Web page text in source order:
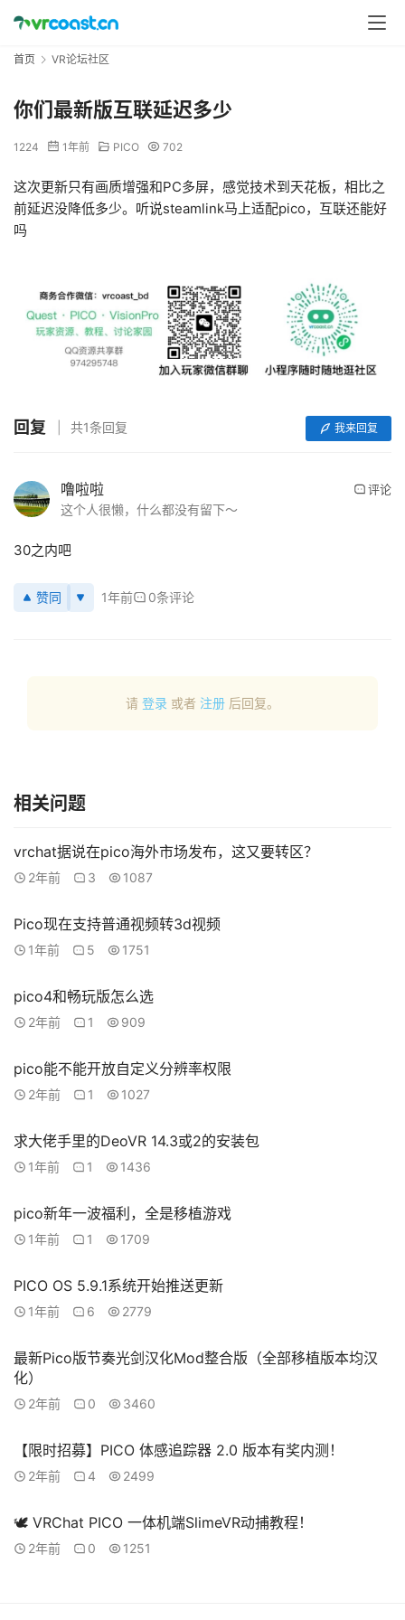
行
业
设
备
名
点
源
下
V
论
坛
区
登录 注册
首页 VR论坛社区
你们最新版互联延迟多少
1224 1年前 PICO 702
这次更新只有画质增强和PC多屏，感觉技术到天花板，相比之
前延迟没降低多少。听说steamlink马上适配pico，互联还能好
吗
回复 共1条回复 我来回复
噜啦啦
这个人很懒，什么都没有留下～
评论
30之内吧
赞同 1年前 0条评论
请 登录 或者 注册 后回复。
相关问题
vrchat据说在pico海外市场发布，这又要转区？
2年前 3 1087
Pico现在支持普通视频转3d视频
1年前 5 1751
pico4和畅玩版怎么选
2年前 1 909
pico能不能开放自定义分辨率权限
2年前 1 1027
求大佬手里的DeoVR 14.3或2的安装包
1年前 1 1436
pico新年一波福利，全是移植游戏
1年前 1 1709
PICO OS 5.9.1系统开始推送更新
1年前 6 2779
最新Pico版节奏光剑汉化Mod整合版（全部移植版本均汉
化）
2年前 0 3460
【限时招募】PICO 体感追踪器 2.0 版本有奖内测！
2年前 4 2499
🕊 VRChat PICO 一体机端SlimeVR动捕教程！
2年前 0 1251